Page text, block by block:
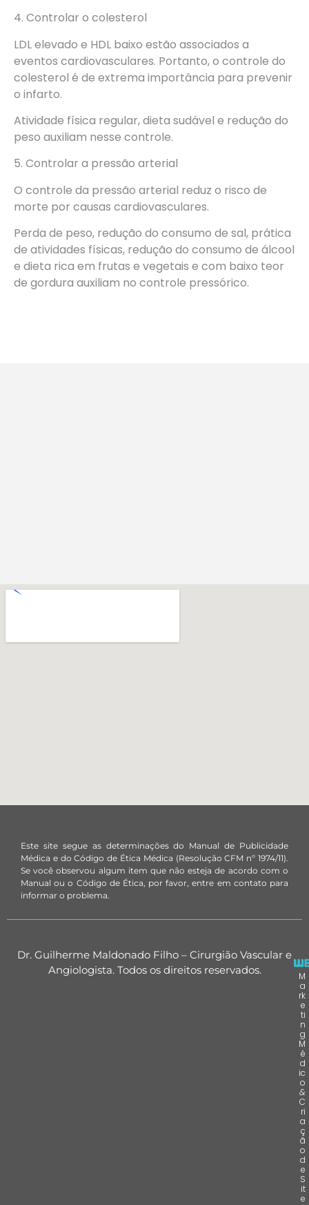
4. Controlar o colesterol
LDL elevado e HDL baixo estão associados a
eventos cardiovasculares. Portanto, o controle do
colesterol é de extrema importância para prevenir
o infarto.
Atividade física regular, dieta sudável e redução do
peso auxiliam nesse controle.
5. Controlar a pressão arterial
O controle da pressão arterial reduz o risco de
morte por causas cardiovasculares.
Perda de peso, redução do consumo de sal, prática
de atividades físicas, redução do consumo de álcool
e dieta rica em frutas e vegetais e com baixo teor
de gordura auxiliam no controle pressórico.
Este site segue as determinações do Manual de Publicidade
Médica e do Código de Ética Médica (Resolução CFM nº 1974/11).
Se você observou algum item que não esteja de acordo com o
Manual ou o Código de Ética, por favor, entre em contato para
informar o problema.
Dr. Guilherme Maldonado Filho – Cirurgião Vascular e
Angiologista. Todos os direitos reservados.
M
a
rk
e
ti
n
g
M
é
d
ic
o
&
C
ri
a
ç
ã
o
d
e
S
it
e